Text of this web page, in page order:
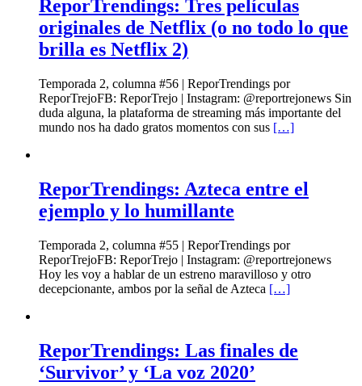
ReporTrendings: Tres películas
originales de Netflix (o no todo lo que
brilla es Netflix 2)
Temporada 2, columna #56 | ReporTrendings por
ReporTrejoFB: ReporTrejo | Instagram: @reportrejonews Sin
duda alguna, la plataforma de streaming más importante del
mundo nos ha dado gratos momentos con sus […]
ReporTrendings: Azteca entre el
ejemplo y lo humillante
Temporada 2, columna #55 | ReporTrendings por
ReporTrejoFB: ReporTrejo | Instagram: @reportrejonews
Hoy les voy a hablar de un estreno maravilloso y otro
decepcionante, ambos por la señal de Azteca […]
ReporTrendings: Las finales de
‘Survivor’ y ‘La voz 2020’